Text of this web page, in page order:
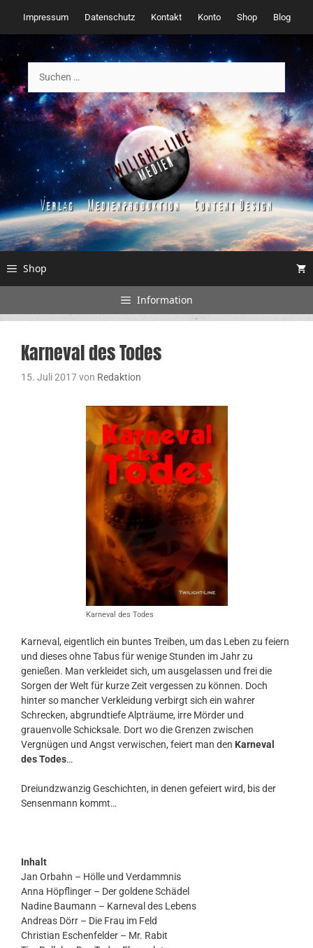
Inhalt
springen
Impressum Datenschutz Kontakt Konto Shop Blog
nach:
Shop
Information
Karneval des Todes
15. Juli 2017von Redaktion
Karneval des Todes
Karneval, eigentlich ein buntes Treiben, um das Leben zu feiern
und dieses ohne Tabus für wenige Stunden im Jahr zu
genießen. Man verkleidet sich, um ausgelassen und frei die
Sorgen der Welt für kurze Zeit vergessen zu können. Doch
hinter so mancher Verkleidung verbirgt sich ein wahrer
Schrecken, abgrundtiefe Alpträume, irre Mörder und
grauenvolle Schicksale. Dort wo die Grenzen zwischen
Vergnügen und Angst verwischen, feiert man den Karneval
des Todes…
Dreiundzwanzig Geschichten, in denen gefeiert wird, bis der
Sensenmann kommt…
Inhalt
Jan Orbahn – Hölle und Verdammnis
Anna Höpflinger – Der goldene Schädel
Nadine Baumann – Karneval des Lebens
Andreas Dörr – Die Frau im Feld
Christian Eschenfelder – Mr. Rabit